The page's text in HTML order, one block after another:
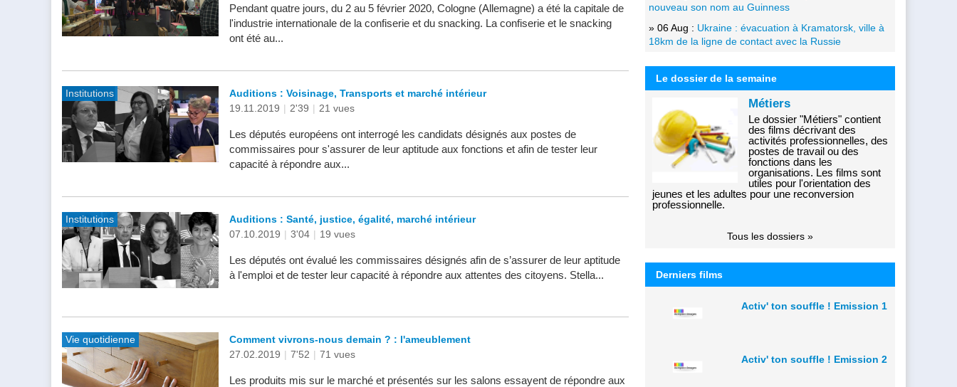
Pendant quatre jours, du 2 au 5 février 2020, Cologne (Allemagne) a été la capitale de
l'industrie internationale de la confiserie et du snacking. La confiserie et le snacking
ont été au...
Institutions
Auditions : Voisinage, Transports et marché intérieur
19.11.2019 | 2'39 | 21 vues
Les députés européens ont interrogé les candidats désignés aux postes de
commissaires pour s'assurer de leur aptitude aux fonctions et afin de tester leur
capacité à répondre aux...
Institutions
Auditions : Santé, justice, égalité, marché intérieur
07.10.2019 | 3'04 | 19 vues
Les députés ont évalué les commissaires désignés afin de s’assurer de leur aptitude
à l'emploi et de tester leur capacité à répondre aux attentes des citoyens. Stella...
Vie quotidienne
Comment vivrons-nous demain ? : l'ameublement
27.02.2019 | 7'52 | 71 vues
Les produits mis sur le marché et présentés sur les salons essayent de répondre aux
nouveau son nom au Guinness
» 06 Aug : Ukraine : évacuation à Kramatorsk, ville à
18km de la ligne de contact avec la Russie
Le dossier de la semaine
Métiers
Le dossier "Métiers" contient
des films décrivant des
activités professionnelles, des
postes de travail ou des
fonctions dans les
organisations. Les films sont
utiles pour l'orientation des
jeunes et les adultes pour une reconversion
professionnelle.
Tous les dossiers »
Derniers films
Activ' ton souffle ! Emission 1
Activ' ton souffle ! Emission 2